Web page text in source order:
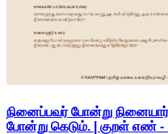
நினைப்பவர் போன்று
போன்று கெடும். | குறள் எண் -